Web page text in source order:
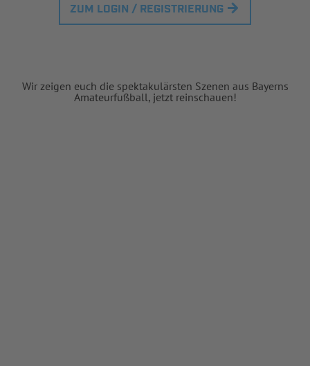
ZUM LOGIN / REGISTRIERUNG
Wir zeigen euch die spektakulärsten Szenen aus Bayerns
Amateurfußball, jetzt reinschauen!